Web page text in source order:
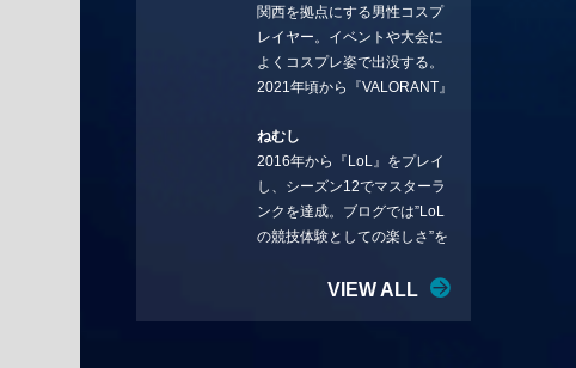
フリーランスのライターの二
足の草鞋を履いて幅広く活動
中。無類のラーメン好き！
Twitter:@ongakucas
関西を拠点にする男性コスプ
レイヤー。イベントや大会に
よくコスプレ姿で出没する。
2021年頃から『VALORANT』
続ける。現在の推しチームは
「CREST GAMING」。X：
@mlunias（Photo by
Subaru.F.）
ねむし
2016年から『LoL』をプレイ
し、シーズン12でマスターラ
ンクを達成。ブログでは”LoL
の競技体験としての楽しさ”を
リーを愛し、元ADCメイン
VIEW ALL